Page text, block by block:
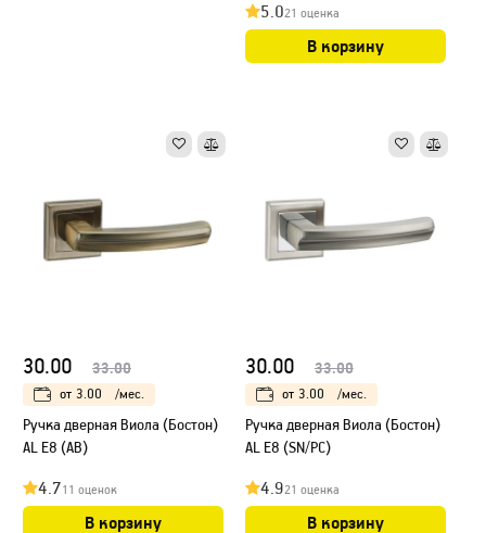
5.021 оценка
В корзину
30.00 33.00
от 3.00 /мес.
Ручка дверная Виола (Бостон)
AL E8 (AB)
4.711 оценок
В корзину
30.00 33.00
от 3.00 /мес.
Ручка дверная Виола (Бостон)
AL E8 (SN/PC)
4.921 оценка
В корзину